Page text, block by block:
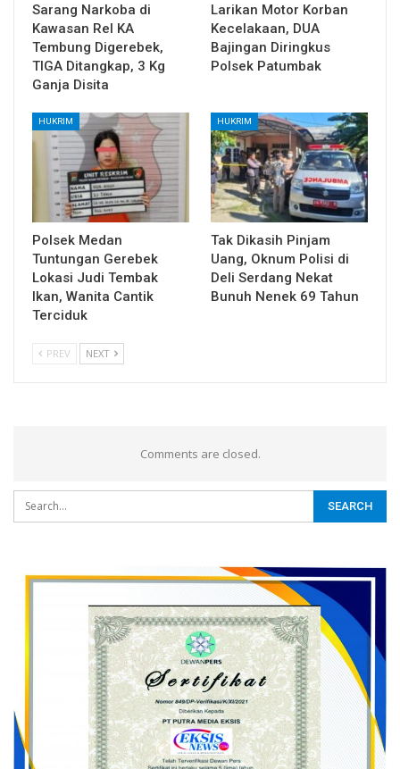
Sarang Narkoba di
Kawasan Rel KA
Tembung Digerebek,
TIGA Ditangkap, 3 Kg
Ganja Disita
Larikan Motor Korban
Kecelakaan, DUA
Bajingan Diringkus
Polsek Patumbak
HUKRIM
Polsek Medan
Tuntungan Gerebek
Lokasi Judi Tembak
Ikan, Wanita Cantik
Terciduk
HUKRIM
Tak Dikasih Pinjam
Uang, Oknum Polisi di
Deli Serdang Nekat
Bunuh Nenek 69 Tahun
PREV NEXT
Comments are closed.